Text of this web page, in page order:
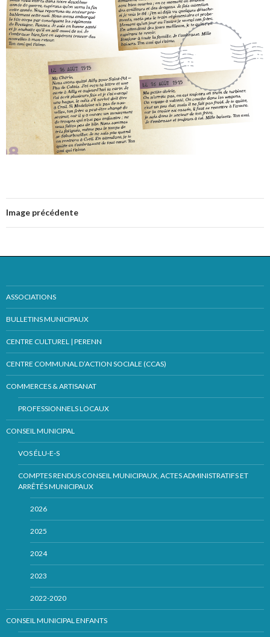
Image précédente
ASSOCIATIONS
BULLETINS MUNICIPAUX
CENTRE CULTUREL | PERENN
CENTRE COMMUNAL D’ACTION SOCIALE (CCAS)
COMMERCES & ARTISANAT
PROFESSIONNELS LOCAUX
CONSEIL MUNICIPAL
VOS ÉLU-E-S
COMPTES RENDUS CONSEIL MUNICIPAUX, ACTES ADMINISTRATIFS ET
ARRÊTÉS MUNICIPAUX
2026
2025
2024
2023
2022-2020
CONSEIL MUNICIPAL ENFANTS